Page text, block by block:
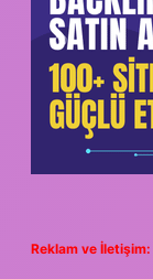
Reklam ve İletişim: